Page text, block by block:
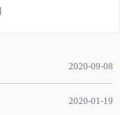
2020-09-08
2020-01-19